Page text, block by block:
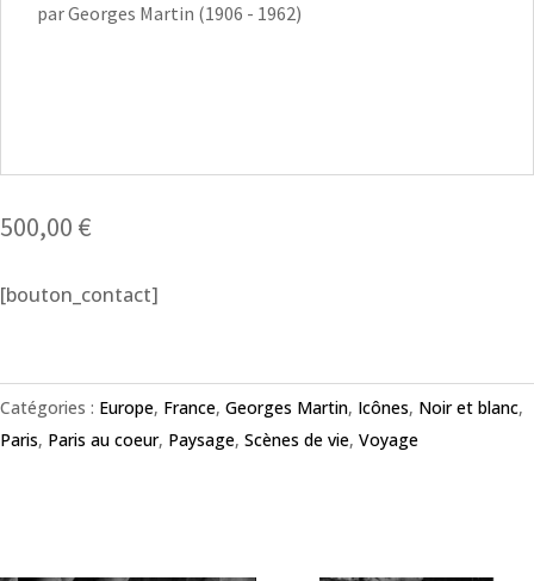
par Georges Martin (1906 - 1962)
500,00 €
[bouton_contact]
Catégories : Europe, France, Georges Martin, Icônes, Noir et blanc,
Paris, Paris au coeur, Paysage, Scènes de vie, Voyage